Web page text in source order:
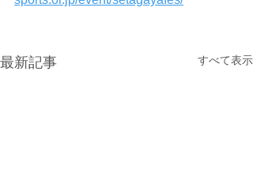
最新記事 すべて表示